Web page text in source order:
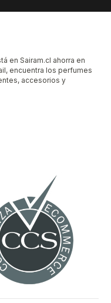
en Sairam.cl ahorra en
encuentra los perfumes
accesorios y